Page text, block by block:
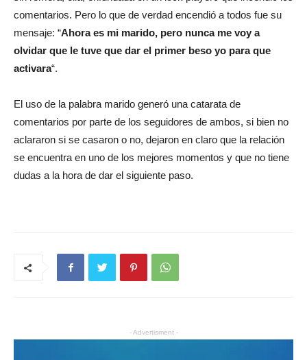
comentarios. Pero lo que de verdad encendió a todos fue su
mensaje: “Ahora es mi marido, pero nunca me voy a
olvidar que le tuve que dar el primer beso yo para que
activara“.
El uso de la palabra marido generó una catarata de
comentarios por parte de los seguidores de ambos, si bien no
aclararon si se casaron o no, dejaron en claro que la relación
se encuentra en uno de los mejores momentos y que no tiene
dudas a la hora de dar el siguiente paso.
- Advertisment -